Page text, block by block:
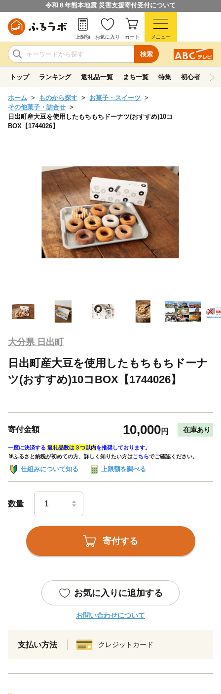
令和８年熊本地震 災害支援寄付受付について
検索
上限額 お気に入り カート メニュー
トップ ランキング 返礼品一覧 まち一覧 特集 初心者ガイド
ホーム ものから探す
お菓子・スイーツ
その他菓子・詰合せ
日出町産大豆を使用したもちもちドーナツ(おすすめ)10コ
BOX【1744026】
大分県 日出町
日出町産大豆を使用したもちもちドーナ
ツ(おすすめ)10コBOX【1744026】
寄付金額 10,000円 在庫あり
一度に決済する 返礼品数は３つ以内を推奨しております。
🔰ふるさと納税が初めての方、詳しく知りたい方はこちらでご確認ください。
仕組みについて知る 上限額を調べる
数量
寄付する
お気に入りに追加する
お問い合わせについて
支払い方法 クレジットカード